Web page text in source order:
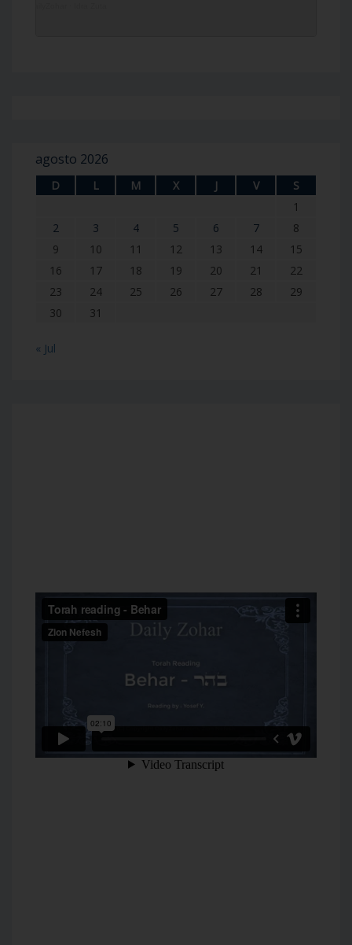
agosto 2026
D L M X J V
S
1
2
3 4 5 6 7
8
9
10 11 12 13 14
15
16
17 18 19 20 21
22
23
24 25 26 27 28
29
30
31
« Jul